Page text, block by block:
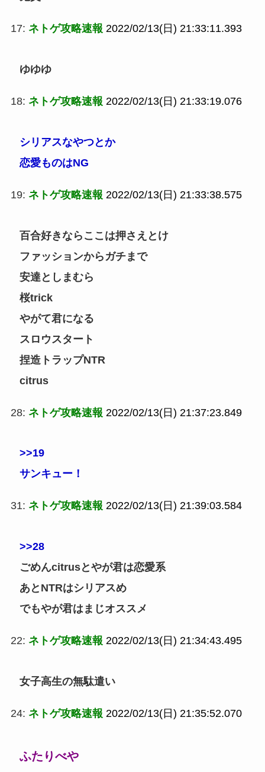
17: ネトゲ攻略速報 2022/02/13(日) 21:33:11.393
ゆゆゆ
18: ネトゲ攻略速報 2022/02/13(日) 21:33:19.076
シリアスなやつとか
恋愛ものはNG
19: ネトゲ攻略速報 2022/02/13(日) 21:33:38.575
百合好きならここは押さえとけ
ファッションからガチまで
安達としまむら
桜trick
やがて君になる
スロウスタート
捏造トラップNTR
citrus
28: ネトゲ攻略速報 2022/02/13(日) 21:37:23.849
>>19
サンキュー！
31: ネトゲ攻略速報 2022/02/13(日) 21:39:03.584
>>28
ごめんcitrusとやが君は恋愛系
あとNTRはシリアスめ
でもやが君はまじオススメ
22: ネトゲ攻略速報 2022/02/13(日) 21:34:43.495
女子高生の無駄遣い
24: ネトゲ攻略速報 2022/02/13(日) 21:35:52.070
ふたりべや